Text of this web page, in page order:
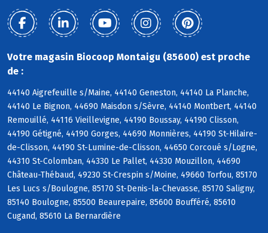
Votre magasin Biocoop Montaigu (85600) est proche
de :
44140 Aigrefeuille s/Maine, 44140 Geneston, 44140 La Planche,
44140 Le Bignon, 44690 Maisdon s/Sèvre, 44140 Montbert, 44140
Remouillé, 44116 Vieillevigne, 44190 Boussay, 44190 Clisson,
44190 Gétigné, 44190 Gorges, 44690 Monnières, 44190 St-Hilaire-
de-Clisson, 44190 St-Lumine-de-Clisson, 44650 Corcoué s/Logne,
44310 St-Colomban, 44330 Le Pallet, 44330 Mouzillon, 44690
Château-Thébaud, 49230 St-Crespin s/Moine, 49660 Torfou, 85170
Les Lucs s/Boulogne, 85170 St-Denis-la-Chevasse, 85170 Saligny,
85140 Boulogne, 85500 Beaurepaire, 85600 Boufféré, 85610
Cugand, 85610 La Bernardière